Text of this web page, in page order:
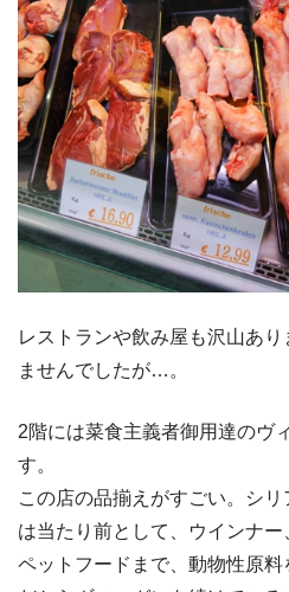
レストランや飲み屋も沢山あ
ませんでしたが…。
2階には菜食主義者御用達のヴ
す。
この店の品揃えがすごい。シ
は当たり前として、ウインナ
ペットフードまで、動物性原